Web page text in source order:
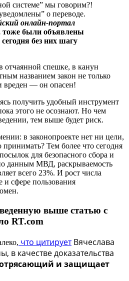
системе” мы говорим?!
о переводе.
онлайн-портал
тоже были объявлены
без них шагу
отчаянной спешке, в канун
названием закон не только
вреден — он опасен!
получить удобный инструмент
этого не осознают. Но чем
тем выше будет риск.
в законопроекте нет ни цели,
Тем более что сегодня
для безопасного сбора и
данным МВД, раскрываемость
всего 23%. И рост числа
и сфере пользования
выше статью с
RT.com
что цитируетВячеслава
в качестве доказательства
и защищает